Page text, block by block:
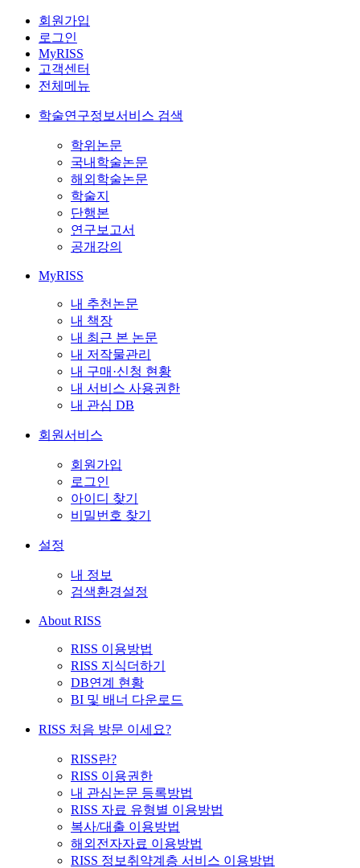
회원가입
로그인
MyRISS
고객센터
전체메뉴
학술연구정보서비스 검색
학위논문
국내학술논문
해외학술논문
학술지
단행본
연구보고서
공개강의
MyRISS
내 추천논문
내 책장
내 최근 본 논문
내 저작물관리
내 구매·신청 현황
내 서비스 사용권한
내 관심 DB
회원서비스
회원가입
로그인
아이디 찾기
비밀번호 찾기
설정
내 정보
검색환경설정
About RISS
RISS 이용방법
RISS 지식더하기
DB연계 현황
BI 및 배너 다운로드
RISS 처음 방문 이세요?
RISS란?
RISS 이용권한
내 관심논문 등록방법
RISS 자료 유형별 이용방법
복사/대출 이용방법
해외전자자료 이용방법
RISS 정보취약계층 서비스 이용방법